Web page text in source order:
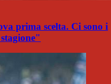
prima scelta. Ci sono i